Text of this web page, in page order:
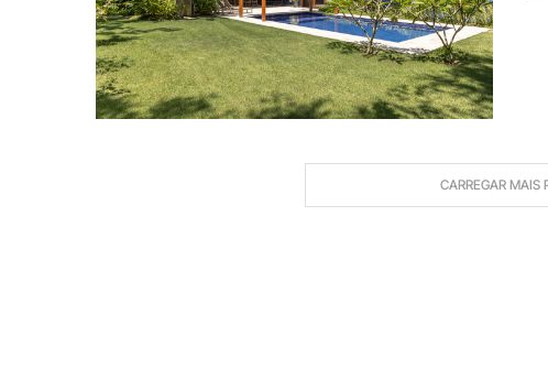
CARREGAR MAIS